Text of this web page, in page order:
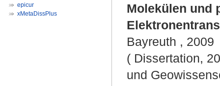
epicur
xMetaDissPlus
Molekülen und
Bayreuth , 2009
( Dissertation,
und